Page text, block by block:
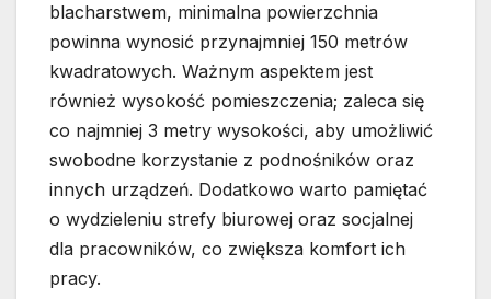
blacharstwem, minimalna powierzchnia
powinna wynosić przynajmniej 150 metrów
kwadratowych. Ważnym aspektem jest
również wysokość pomieszczenia; zaleca się
co najmniej 3 metry wysokości, aby umożliwić
swobodne korzystanie z podnośników oraz
innych urządzeń. Dodatkowo warto pamiętać
o wydzieleniu strefy biurowej oraz socjalnej
dla pracowników, co zwiększa komfort ich
pracy.